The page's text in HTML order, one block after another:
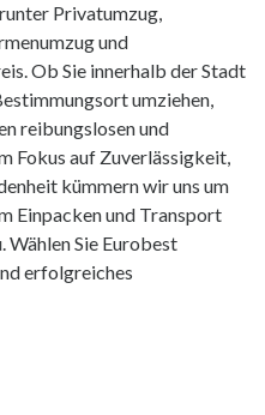
Privatumzug,
und
Ob Sie innerhalb der Stadt
umziehen,
reibungslosen und
Fokus auf Zuverlässigkeit,
kümmern wir uns um
Einpacken und Transport
Wählen Sie Eurobest
erfolgreiches